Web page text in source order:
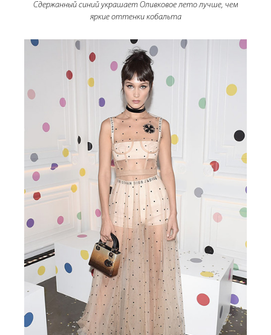
Сдержанный синий украшает Оливковое лето лучше, чем
яркие оттенки кобальта